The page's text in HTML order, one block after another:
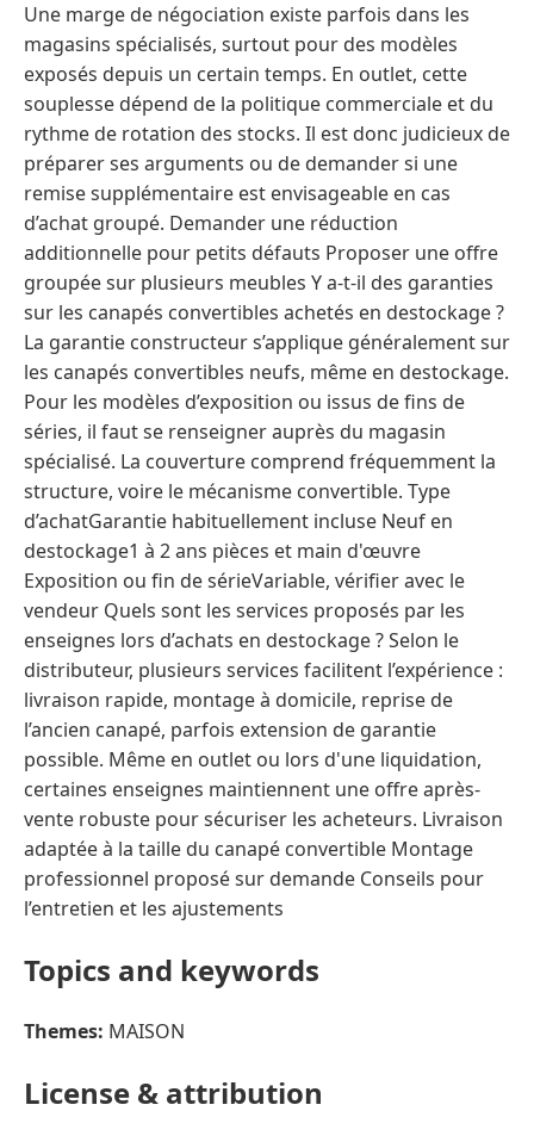
Une marge de négociation existe parfois dans les
magasins spécialisés, surtout pour des modèles
exposés depuis un certain temps. En outlet, cette
souplesse dépend de la politique commerciale et du
rythme de rotation des stocks. Il est donc judicieux de
préparer ses arguments ou de demander si une
remise supplémentaire est envisageable en cas
d’achat groupé. Demander une réduction
additionnelle pour petits défauts Proposer une offre
groupée sur plusieurs meubles Y a-t-il des garanties
sur les canapés convertibles achetés en destockage ?
La garantie constructeur s’applique généralement sur
les canapés convertibles neufs, même en destockage.
Pour les modèles d’exposition ou issus de fins de
séries, il faut se renseigner auprès du magasin
spécialisé. La couverture comprend fréquemment la
structure, voire le mécanisme convertible. Type
d’achatGarantie habituellement incluse Neuf en
destockage1 à 2 ans pièces et main d'œuvre
Exposition ou fin de sérieVariable, vérifier avec le
vendeur Quels sont les services proposés par les
enseignes lors d’achats en destockage ? Selon le
distributeur, plusieurs services facilitent l’expérience :
livraison rapide, montage à domicile, reprise de
l’ancien canapé, parfois extension de garantie
possible. Même en outlet ou lors d'une liquidation,
certaines enseignes maintiennent une offre après-
vente robuste pour sécuriser les acheteurs. Livraison
adaptée à la taille du canapé convertible Montage
professionnel proposé sur demande Conseils pour
l’entretien et les ajustements
Topics and keywords
Themes: MAISON
License & attribution